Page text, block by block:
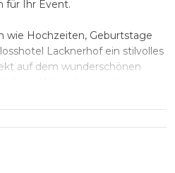
für Ihr Event.
wie Hochzeiten, Geburtstage
Lacknerhof ein stilvolles
auf dem wunderschönen
Seminare oder
mit moderner